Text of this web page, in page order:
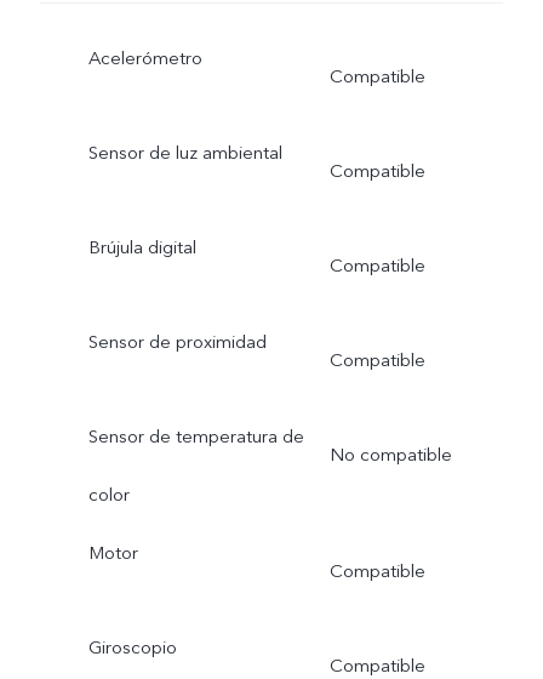
Acelerómetro
Compatible
Sensor de luz ambiental
Compatible
Brújula digital
Compatible
Sensor de proximidad
Compatible
Sensor de temperatura de
color
No compatible
Motor
Compatible
Giroscopio
Compatible